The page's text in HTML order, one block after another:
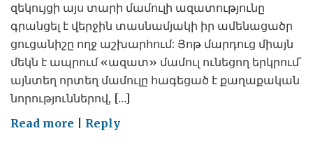
զեկույցի այս տարի մամուլի ազատությունը
գրանցել է վերջին տասնամյակի իր ամենացածր
ցուցանիշը ողջ աշխարհում: Յոթ մարդուց միայն
մեկն է ապրում «ազատ» մամուլ ունեցող երկրում՝
այնտեղ որտեղ մամուլը հագեցած է քաղաքական
նորություններով, […]
Read more onReply